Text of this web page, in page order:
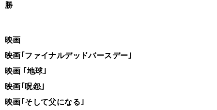
勝
映画
映画｢ファイナルデッドバースデー｣
映画 ｢地球｣
映画｢呪怨｣
映画｢そして父になる｣